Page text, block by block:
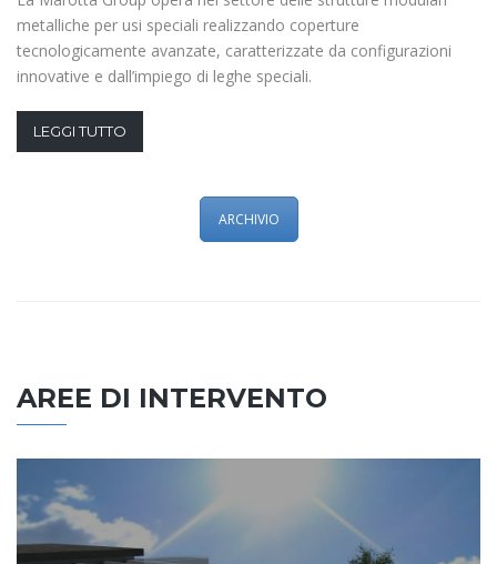
metalliche per usi speciali realizzando coperture
tecnologicamente avanzate, caratterizzate da configurazioni
innovative e dall’impiego di leghe speciali.
LEGGI TUTTO
ARCHIVIO
AREE DI INTERVENTO